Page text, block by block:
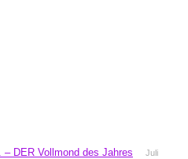
DER Vollmond des Jahres
Juli